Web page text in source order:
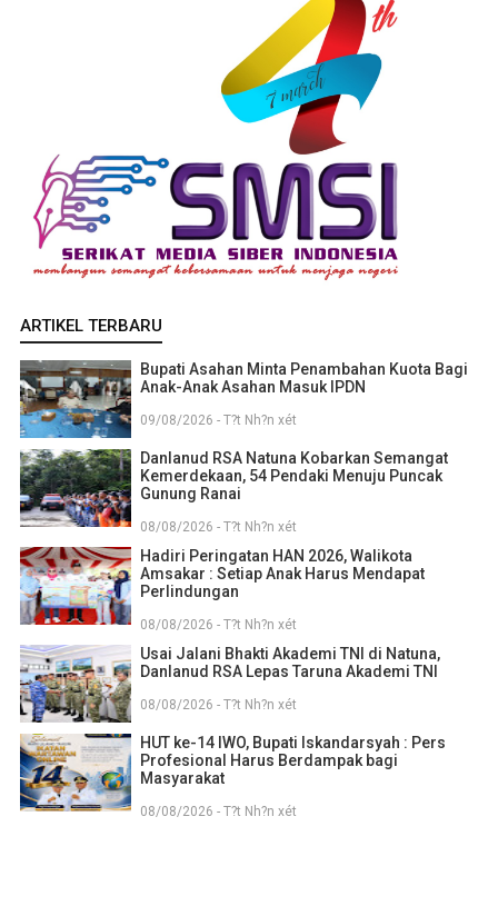
ARTIKEL TERBARU
Bupati Asahan Minta Penambahan Kuota Bagi
Anak-Anak Asahan Masuk IPDN
09/08/2026 - T?t Nh?n xét
Danlanud RSA Natuna Kobarkan Semangat
Kemerdekaan, 54 Pendaki Menuju Puncak
Gunung Ranai
08/08/2026 - T?t Nh?n xét
Hadiri Peringatan HAN 2026, Walikota
Amsakar : Setiap Anak Harus Mendapat
Perlindungan
08/08/2026 - T?t Nh?n xét
Usai Jalani Bhakti Akademi TNI di Natuna,
Danlanud RSA Lepas Taruna Akademi TNI
08/08/2026 - T?t Nh?n xét
HUT ke-14 IWO, Bupati Iskandarsyah : Pers
Profesional Harus Berdampak bagi
Masyarakat
08/08/2026 - T?t Nh?n xét